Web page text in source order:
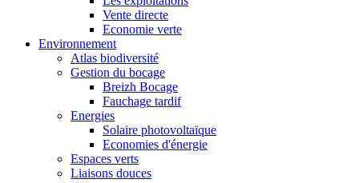
Vente directe
Economie verte
Environnement
Atlas biodiversité
Gestion du bocage
Breizh Bocage
Fauchage tardif
Energies
Solaire photovoltaïque
Economies d'énergie
Espaces verts
Liaisons douces